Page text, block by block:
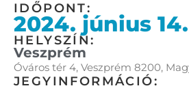
IDŐPONT:
2024. június
HELYSZÍN:
Veszprém
Óváros tér 4, Veszprém 8200,
JEGYINFORMÁCIÓ: